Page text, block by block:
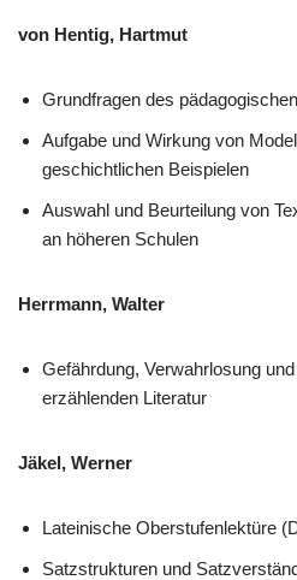
von Hentig, Hartmut
Grundfragen des
Aufgabe und Wirkung von
geschichtlichen Beispielen
Auswahl und Beurteilung von
an höheren Schulen
Herrmann, Walter
Gefährdung, Verwahrlosung
erzählenden Literatur
Jäkel, Werner
Lateinische Oberstufenlektüre
Satzstrukturen und